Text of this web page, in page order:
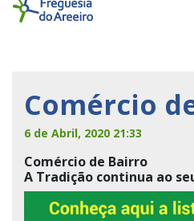
Comércio
6 de Abril, 2020 21:33
Comércio de Bairro
A Tradição continua ao